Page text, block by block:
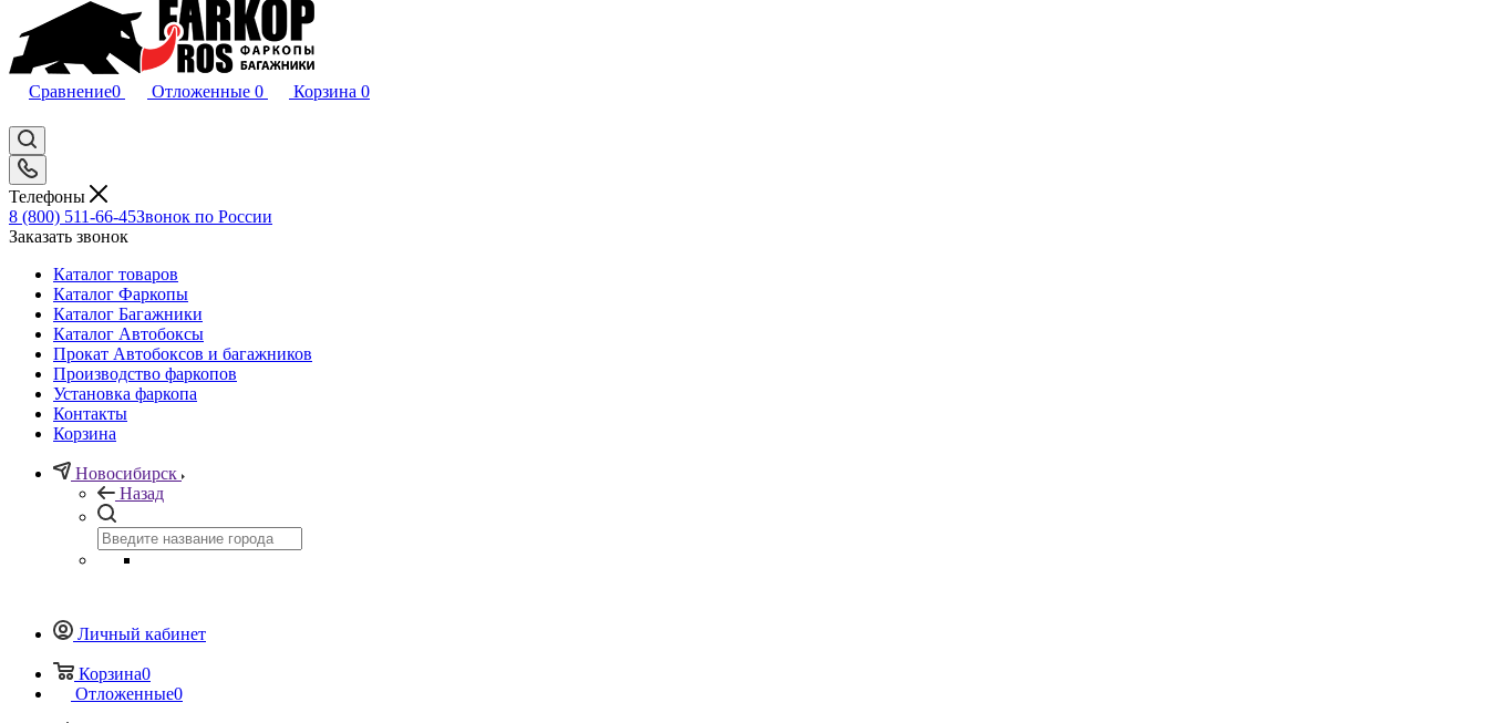
Сравнение0 Отложенные 0 Корзина 0
Телефоны
8 (800) 511-66-45Звонок по России
Заказать звонок
Каталог товаров
Каталог Фаркопы
Каталог Багажники
Каталог Автобоксы
Прокат Автобоксов и багажников
Производство фаркопов
Установка фаркопа
Контакты
Корзина
Новосибирск
Назад
Личный кабинет
Корзина0
Отложенные0